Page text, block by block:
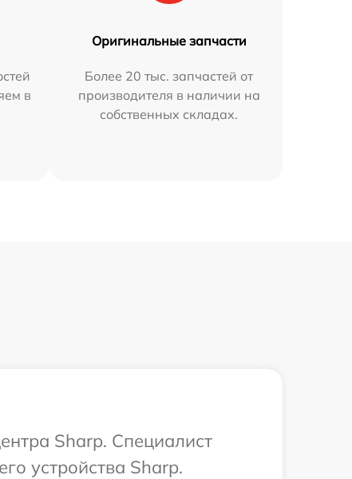
в
Оригинальные запчасти
Более 20 тыс. запчастей от
производителя в наличии на
собственных складах.
Sharp. Специалист
устройства Sharp.